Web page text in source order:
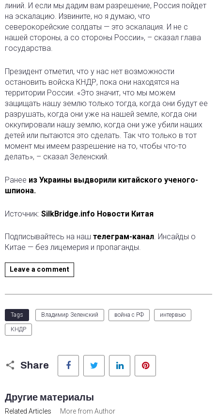
линий. И если мы дадим вам разрешение, Россия пойдет
на эскалацию. Извините, но я думаю, что
северокорейские солдаты — это эскалация. И не с
нашей стороны, а со стороны России», – сказал глава
государства.
Президент отметил, что у нас нет возможности
остановить войска КНДР, пока они находятся на
территории России. «Это значит, что мы можем
защищать нашу землю только тогда, когда они будут ее
разрушать, когда они уже на нашей земле, когда они
оккупировали нашу землю, когда они уже убили наших
детей или пытаются это сделать. Так что только в тот
момент мы имеем разрешение на то, чтобы что-то
делать», – сказал Зеленский.
Ранее из Украины выдворили китайского ученого-
шпиона.
Источник: SilkBridge.info Новости Китая
Подписывайтесь на наш телеграм-канал . Инсайды о
Китае — без лицемерия и пропаганды.
Leave a comment
Tags Владимир Зеленский война с РФ интервью
КНДР
Share
Facebook Twitter LinkedIn
Другие материалы
Related Articles More from Author